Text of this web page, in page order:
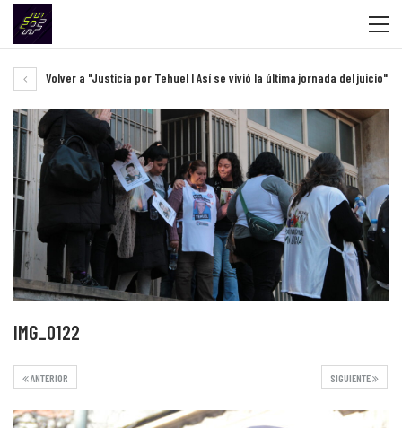
Volver a "Justicia por Tehuel | Así se vivió la última jornada del juicio"
IMG_0122
SIGUIENTE
ANTERIOR